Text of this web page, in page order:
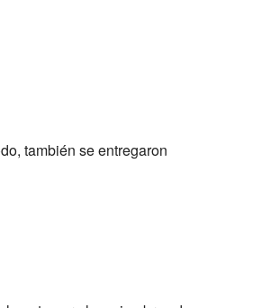
también se entregaron